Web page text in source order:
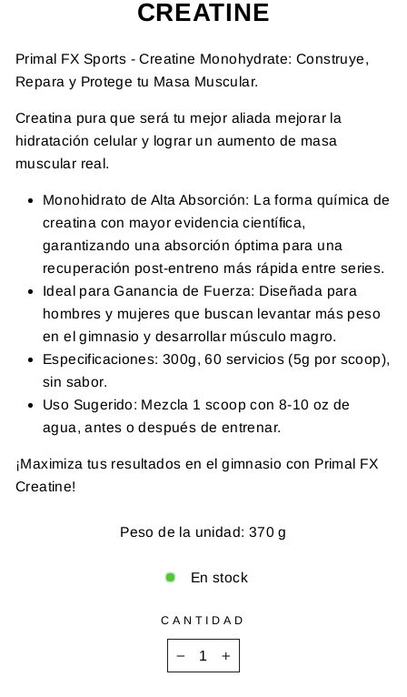
CREATINE
Primal FX Sports - Creatine Monohydrate: Construye,
Repara y Protege tu Masa Muscular.
Creatina pura que será tu mejor aliada mejorar la
hidratación celular y lograr un aumento de masa
muscular real.
Monohidrato de Alta Absorción: La forma química de
creatina con mayor evidencia científica,
garantizando una absorción óptima para una
recuperación post-entreno más rápida entre series.
Ideal para Ganancia de Fuerza: Diseñada para
hombres y mujeres que buscan levantar más peso
en el gimnasio y desarrollar músculo magro.
Especificaciones: 300g, 60 servicios (5g por scoop),
sin sabor.
Uso Sugerido: Mezcla 1 scoop con 8-10 oz de
agua, antes o después de entrenar.
¡Maximiza tus resultados en el gimnasio con Primal FX
Creatine!
Peso de la unidad: 370 g
En stock
CANTIDAD